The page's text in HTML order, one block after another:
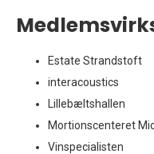
Estate Strandstoft
interacoustics
Lillebæltshallen
Mortionscenteret
Vinspecialisten